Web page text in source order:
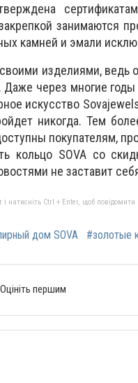
занимаются
камней и эмали
изделиями, ведь
через многие
искусство
никогда. Тем
покупателям,
кольцо SOVA со
не заставит
натисніть Ctrl + Enter, щоб
дом SOVA #золотые
Оцініть першим